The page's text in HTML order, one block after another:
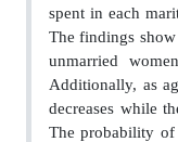
spent in each
The findings
unmarried
Additionally, as
decreases while
The probability